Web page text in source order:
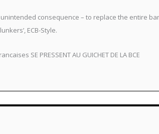
consequence – to replace the entire
ECB-Style.
SE PRESSENT AU GUICHET DE LA BCE